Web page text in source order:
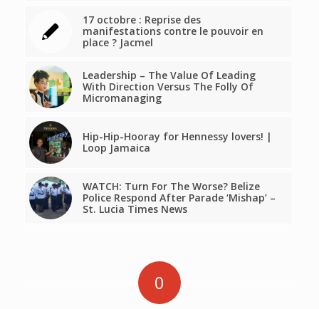
17 octobre : Reprise des
manifestations contre le pouvoir en
place ? Jacmel
Leadership – The Value Of Leading
With Direction Versus The Folly Of
Micromanaging
Hip-Hip-Hooray for Hennessy lovers! |
Loop Jamaica
WATCH: Turn For The Worse? Belize
Police Respond After Parade ‘Mishap’ –
St. Lucia Times News
0